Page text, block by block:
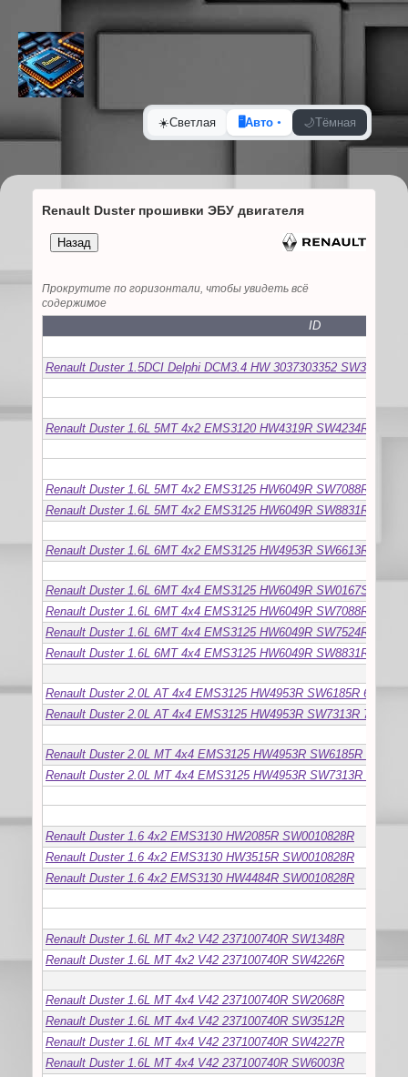
☀️Светлая 🖥️Авто 🌙Тёмная
Renault Duster прошивки ЭБУ двигателя
Прокрутите по горизонтали, чтобы увидеть всё
содержимое
ID
Renault Duster 1.5DCI Delphi DCM3.4 HW 3037303352
Renault Duster 1.6L 5MT 4x2 EMS3120 HW4319R SW4234R 8134R
Renault Duster 1.6L 5MT 4x2 EMS3125 HW6049R SW7088R 7090R
Renault Duster 1.6L 5MT 4x2 EMS3125 HW6049R SW8831R 8999R
Renault Duster 1.6L 6MT 4x2 EMS3125 HW4953R SW6613R 6185R
Renault Duster 1.6L 6MT 4x4 EMS3125 HW6049R SW0167S 0346S
Renault Duster 1.6L 6MT 4x4 EMS3125 HW6049R SW7088R 7088R
Renault Duster 1.6L 6MT 4x4 EMS3125 HW6049R SW7524R 7522R
Renault Duster 1.6L 6MT 4x4 EMS3125 HW6049R SW8831R 9000R
Renault Duster 2.0L AT 4x4 EMS3125 HW4953R SW6185R 6612R
Renault Duster 2.0L AT 4x4 EMS3125 HW4953R SW7313R 7388R
Renault Duster 2.0L MT 4x4 EMS3125 HW4953R SW6185R 8101R
Renault Duster 2.0L MT 4x4 EMS3125 HW4953R SW7313R 8097R
Renault Duster 1.6 4x2 EMS3130 HW2085R SW0010828R
Renault Duster 1.6 4x2 EMS3130 HW3515R SW0010828R
Renault Duster 1.6 4x2 EMS3130 HW4484R SW0010828R
Renault Duster 1.6L MT 4x2 V42 237100740R SW1348R
Renault Duster 1.6L MT 4x2 V42 237100740R SW4226R
Renault Duster 1.6L MT 4x4 V42 237100740R SW2068R
Renault Duster 1.6L MT 4x4 V42 237100740R SW3512R
Renault Duster 1.6L MT 4x4 V42 237100740R SW4227R
Renault Duster 1.6L MT 4x4 V42 237100740R SW6003R